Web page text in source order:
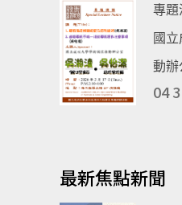
專題
國
動辦
04
最新焦點新聞